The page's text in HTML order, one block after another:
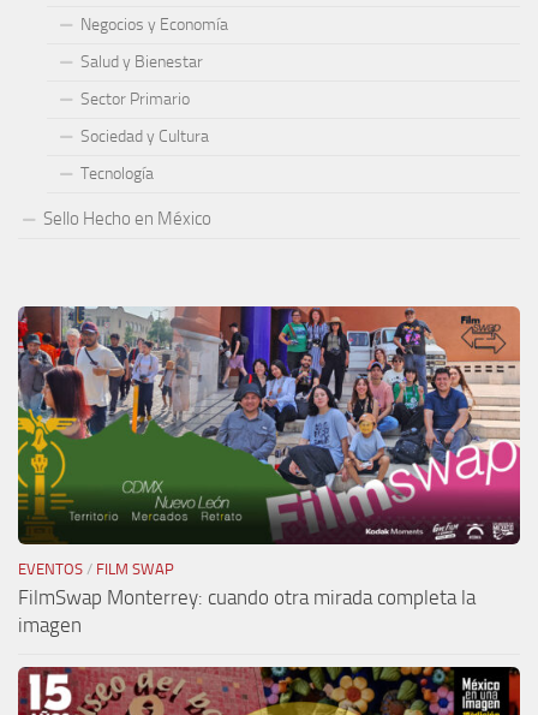
Negocios y Economía
Salud y Bienestar
Sector Primario
Sociedad y Cultura
Tecnología
Sello Hecho en México
EVENTOS / FILM SWAP
FilmSwap Monterrey: cuando otra mirada completa la
imagen